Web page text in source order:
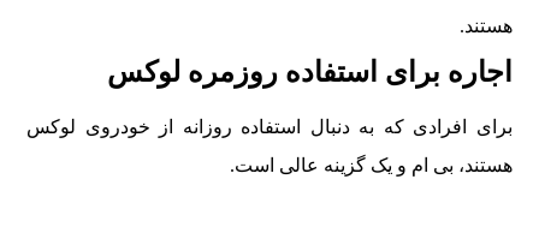
هستند.
اجاره برای استفاده روزمره لوکس
برای افرادی که به دنبال استفاده روزانه از خودروی لوکس
هستند، بی ام و يک گزينه عالی است.